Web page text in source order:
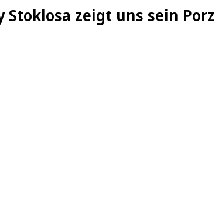
Stoklosa zeigt uns sein Porz